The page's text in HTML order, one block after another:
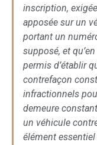
inscription,
apposée sur un
portant un
supposé, et
permis d’établir
contrefaçon
infractionnels
demeure
un véhicule
élément